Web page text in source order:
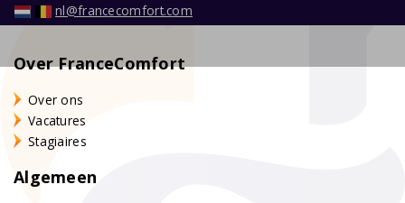
nl@francecomfort.com
Over FranceComfort
Over ons
Vacatures
Stagiaires
Algemeen